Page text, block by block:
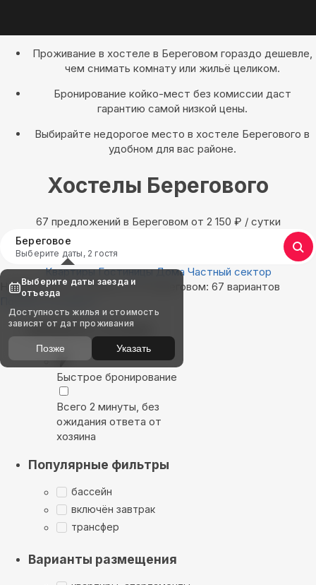
Проживание в хостеле в Береговом гораздо дешевле,
чем снимать комнату или жильё целиком.
Бронирование койко-мест без комиссии даст
гарантию самой низкой цены.
Выбирайте недорогое место в хостеле Берегового в
удобном для вас районе.
Хостелы Берегового
67 предложений в Береговом oт 2 150 ₽ / сутки
Береговое
Выберите даты, 2 гостя
Квартиры Гостиницы Дома Частный сектор
Найдём, где остановиться в Береговом: 67 вариантов
Показать на карте
Выбирайте лучшее
Быстрое бронирование
Всего 2 минуты, без
ожидания ответа от
хозяина
Популярные фильтры
бассейн
включён завтрак
трансфер
Варианты размещения
Выберите даты заезда и
отъезда
Доступность жилья и стоимость
зависят от дат проживания
Позже Указать